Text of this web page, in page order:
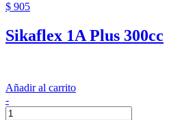
$ 905
Sikaflex 1A Plus 300cc
Añadir al carrito
-